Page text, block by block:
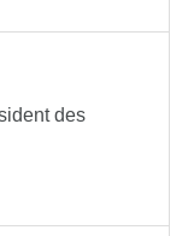
des